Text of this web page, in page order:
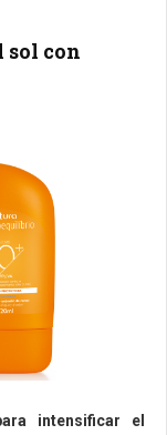
sol con
intensificar el